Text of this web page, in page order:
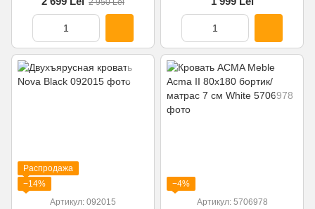
2 950 Lei
Распродажа
−14%
Артикул: 092015
−4%
Артикул: 5706978